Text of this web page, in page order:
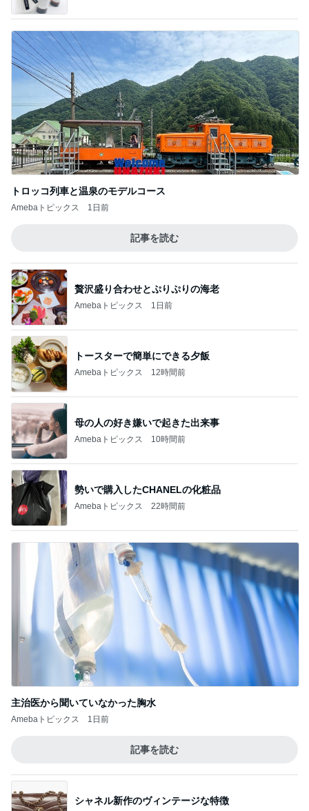
トロッコ列車と温泉のモデルコース
Amebaトピックス 1日前
記事を読む
贅沢盛り合わせとぷりぷりの海老
Amebaトピックス 1日前
トースターで簡単にできる夕飯
Amebaトピックス 12時間前
母の人の好き嫌いで起きた出来事
Amebaトピックス 10時間前
勢いで購入したCHANELの化粧品
Amebaトピックス 22時間前
主治医から聞いていなかった胸水
Amebaトピックス 1日前
記事を読む
シャネル新作のヴィンテージな特徴